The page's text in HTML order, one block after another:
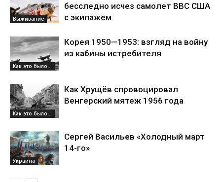
Выживание
бесследно исчез самолет ВВС США
с экипажем
Как это было...
Корея 1950—1953: взгляд на войну
из кабины истребителя
Как это было...
Как Хрущёв спровоцировал
Венгерский мятеж 1956 года
Украина
Сергей Васильев «Холодный март
14-го»